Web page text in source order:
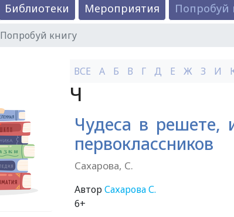
Библиотеки Мероприятия Попробуй
Попробуй книгу
ВСЕ А Б В Г Д Е Ж З И
Ч
Чудеса в решете,
первоклассников
Сахарова, С.
АвторСахарова С.
6+